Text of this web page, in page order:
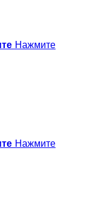
Нажмите
Нажмите